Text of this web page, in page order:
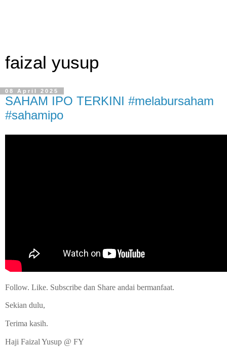
faizal yusup
08 April 2025
SAHAM IPO TERKINI #melabursaham
#sahamipo
Follow. Like. Subscribe dan Share andai bermanfaat.
Sekian dulu,
Terima kasih.
Haji Faizal Yusup @ FY